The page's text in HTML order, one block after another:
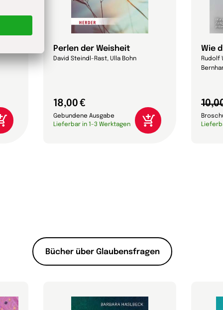
Perlen der Weisheit
David Steindl-Rast, Ulla Bohn
18,00 €
Gebundene Ausgabe
Lieferbar in 1-3 Werktagen
Wie
Rudolf
Bücher über Glaubensfragen